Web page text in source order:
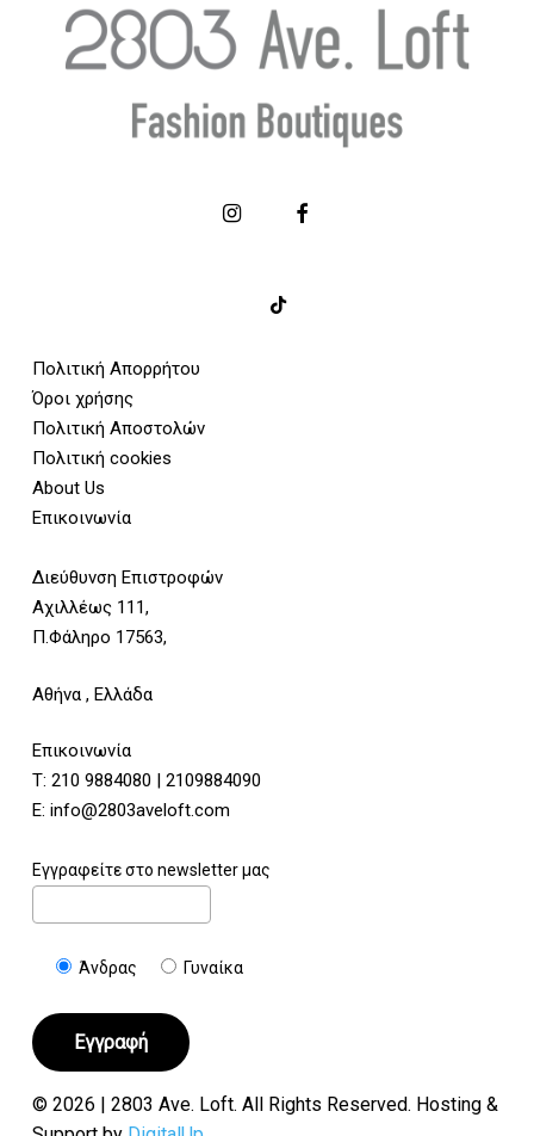
Πολιτική Απορρήτου
Όροι χρήσης
Πολιτική Αποστολών
Πολιτική cookies
About Us
Επικοινωνία
Διεύθυνση Επιστροφών
Αχιλλέως 111,
Π.Φάληρο 17563,
Αθήνα , Ελλάδα
Επικοινωνία
Τ: 210 9884080 | 2109884090
E: info@2803aveloft.com
Εγγραφείτε στο newsletter μας
Άνδρας Γυναίκα
© 2026 | 2803 Ave. Loft. All Rights Reserved. Hosting &